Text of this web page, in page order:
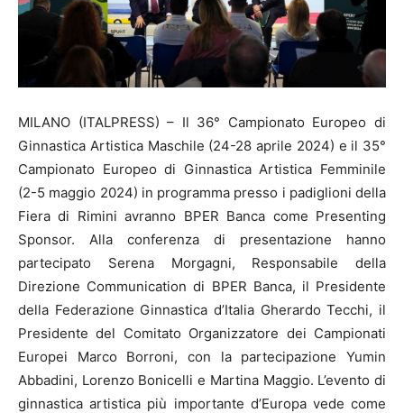
MILANO (ITALPRESS) – Il 36° Campionato Europeo di
Ginnastica Artistica Maschile (24-28 aprile 2024) e il 35°
Campionato Europeo di Ginnastica Artistica Femminile
(2-5 maggio 2024) in programma presso i padiglioni della
Fiera di Rimini avranno BPER Banca come Presenting
Sponsor. Alla conferenza di presentazione hanno
partecipato Serena Morgagni, Responsabile della
Direzione Communication di BPER Banca, il Presidente
della Federazione Ginnastica d’Italia Gherardo Tecchi, il
Presidente del Comitato Organizzatore dei Campionati
Europei Marco Borroni, con la partecipazione Yumin
Abbadini, Lorenzo Bonicelli e Martina Maggio. L’evento di
ginnastica artistica più importante d’Europa vede come